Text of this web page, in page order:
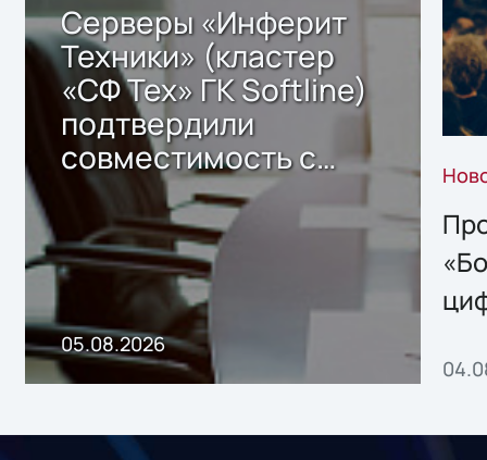
Серверы «Инферит
Техники» (кластер
«СФ Тех» ГК Softline)
подтвердили
совместимость с
решением Sharx
Storage 2.x для
хранения данных
05.08.2026